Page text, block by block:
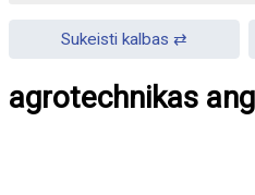
Sukeisti kalbas
agrotechnikas